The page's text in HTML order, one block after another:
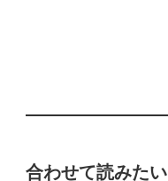
合わせて読みたい